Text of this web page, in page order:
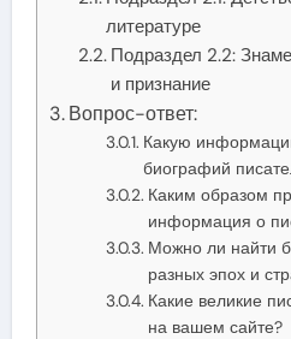
литературе
Подраздел 2.2:
и признание
Вопрос-ответ:
Какую
биографий
Каким образом
информация о
Можно ли найти
разных эпох и
Какие великие
на вашем сайте?